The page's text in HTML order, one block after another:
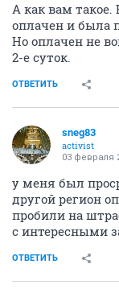
А как вам
оплачен и была
Но оплачен не
2-е суток.
ОТВЕТИТЬ
sneg83
activist
03 февраля
у меня был
другой регион
пробили на
с интересными
ОТВЕТИТЬ